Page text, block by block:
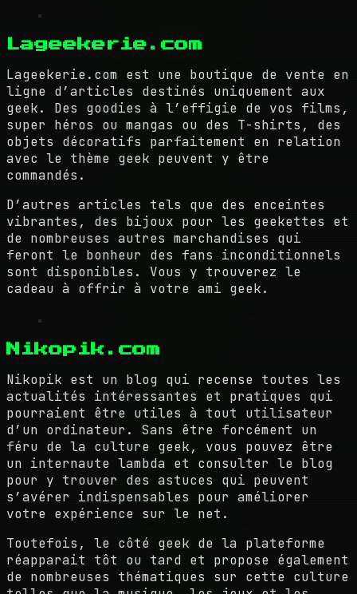
Lageekerie.com
Lageekerie.com est une boutique de vente en
ligne d’articles destinés uniquement aux
geek. Des goodies à l’effigie de vos films,
super héros ou mangas ou des T-shirts, des
objets décoratifs parfaitement en relation
avec le thème geek peuvent y être
commandés.
D’autres articles tels que des enceintes
vibrantes, des bijoux pour les geekettes et
de nombreuses autres marchandises qui
feront le bonheur des fans inconditionnels
sont disponibles. Vous y trouverez le
cadeau à offrir à votre ami geek.
Nikopik.com
Nikopik est un blog qui recense toutes les
actualités intéressantes et pratiques qui
pourraient être utiles à tout utilisateur
d’un ordinateur. Sans être forcément un
féru de la culture geek, vous pouvez être
un internaute lambda et consulter le blog
pour y trouver des astuces qui peuvent
s’avérer indispensables pour améliorer
votre expérience sur le net.
Toutefois, le côté geek de la plateforme
réapparait tôt ou tard et propose également
de nombreuses thématiques sur cette culture